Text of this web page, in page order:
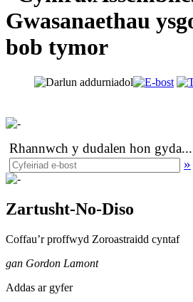
Rhannwch y dudalen hon gyda...
»
Zartusht-No-Diso
Coffau’r proffwyd Zoroastraidd cyntaf
gan Gordon Lamont
Addas ar gyfer